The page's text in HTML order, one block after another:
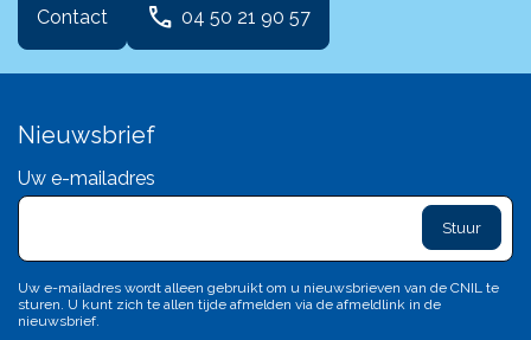
Contact phone 04 50 21 90 57
Nieuwsbrief
Uw e-mailadres
Uw e-mailadres wordt alleen gebruikt om u nieuwsbrieven van de CNIL te
sturen. U kunt zich te allen tijde afmelden via de afmeldlink in de
nieuwsbrief.